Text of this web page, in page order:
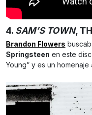
4. SAM’S TOWN,
Brandon Flowers
Springsteen en este
Young” y es un homenaje